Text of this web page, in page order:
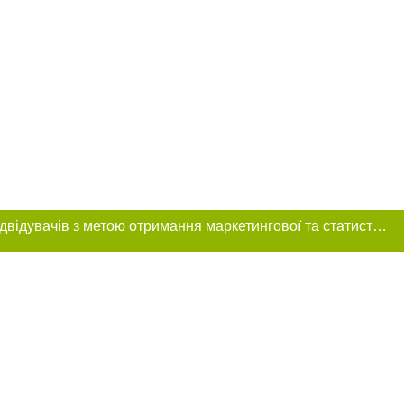
Цей сайт використовує «cookies». Також веб-сайт використовує інтернет-сервіс для збору технічних даних стосовно відвідувачів з метою отримання маркетингової та статистичної інформації. Умови обробки даних відвідувачів сайту див.